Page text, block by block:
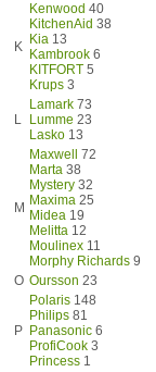
K
Kenwood 40
KitchenAid 38
Kia 13
Kambrook 6
KITFORT 5
Krups 3
L
Lamark 73
Lumme 23
Lasko 13
M
Maxwell
72
Marta 38
Mystery 32
Maxima 25
Midea 19
Melitta 12
Moulinex 11
Morphy Richards 9
O Oursson 23
P
Polaris 148
Philips 81
Panasonic 6
ProfiCook 3
Princess 1